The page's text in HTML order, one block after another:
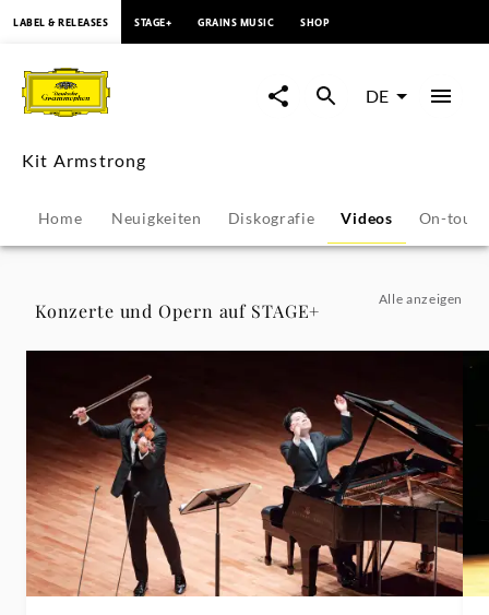
Armstrong
Videos
|
Deutsche
Grammophon
LABEL & RELEASES STAGE+ GRAINS MUSIC SHOP
DE
Kit Armstrong
Home Neuigkeiten Diskografie Videos On-tour
Konzerte und Opern auf STAGE+
Alle anzeigen